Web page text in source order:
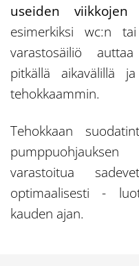
useiden viikkojen
esimerkiksi wc:n
varastosäiliö
pitkällä aikavälillä
tehokkaammin.
Tehokkaan
varastoitua
optimaalisesti -
kauden ajan.